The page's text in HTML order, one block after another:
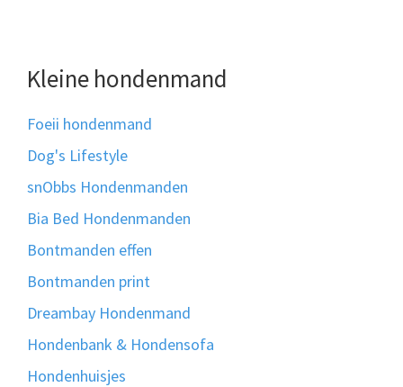
Kleine hondenmand
Foeii hondenmand
Dog's Lifestyle
snObbs Hondenmanden
Bia Bed Hondenmanden
Bontmanden effen
Bontmanden print
Dreambay Hondenmand
Hondenbank & Hondensofa
Hondenhuisjes